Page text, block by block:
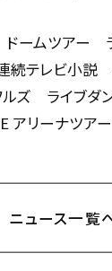
ームツアー
テレビ小説
ズ ライブダ
アリーナツア
ニュース一覧